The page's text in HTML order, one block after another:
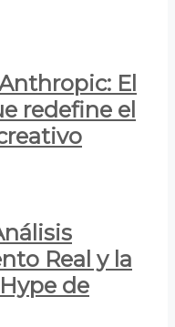
El
redefine el
Real y la
de